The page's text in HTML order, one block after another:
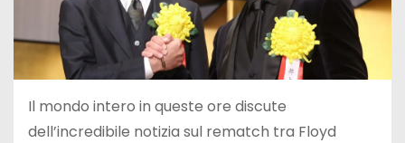
Il mondo intero in queste ore discute
dell’incredibile notizia sul rematch tra Floyd